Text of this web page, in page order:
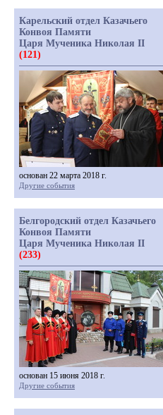
Карельский отдел Казачьего
Конвоя Памяти
Царя Мученика Николая II
(121)
основан 22 марта 2018 г.
Другие события
Белгородский отдел Казачьего
Конвоя Памяти
Царя Мученика Николая II
(233)
основан 15 июня 2018 г.
Другие события